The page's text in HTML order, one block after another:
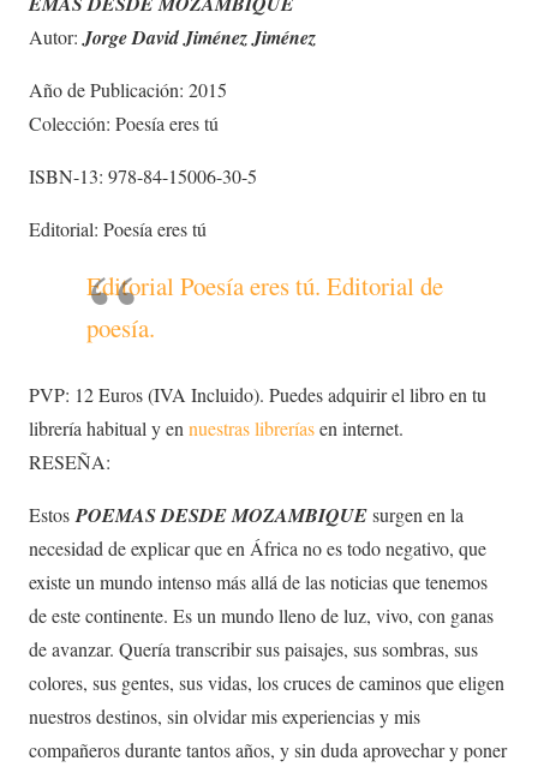
Autor: Jorge David Jiménez Jiménez
Año de Publicación: 2015
Colección: Poesía eres tú
ISBN-13: 978-84-15006-30-5
Editorial: Poesía eres tú
Editorial Poesía eres tú. Editorial de
poesía.
PVP: 12 Euros (IVA Incluido). Puedes adquirir el libro en tu
librería habitual y en nuestras libreríasen internet.
RESEÑA:
Estos POEMAS DESDE MOZAMBIQUEsurgen en la
necesidad de explicar que en África no es todo negativo, que
existe un mundo intenso más allá de las noticias que tenemos
de este continente. Es un mundo lleno de luz, vivo, con ganas
de avanzar. Quería transcribir sus paisajes, sus sombras, sus
colores, sus gentes, sus vidas, los cruces de caminos que eligen
nuestros destinos, sin olvidar mis experiencias y mis
compañeros durante tantos años, y sin duda aprovechar y poner